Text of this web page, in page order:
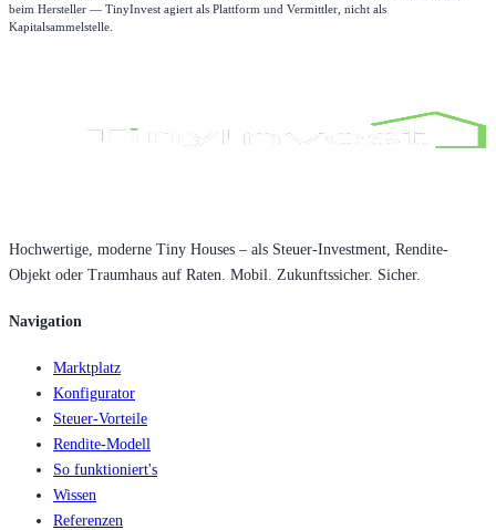
beim Hersteller — TinyInvest agiert als Plattform und Vermittler, nicht als
Kapitalsammelstelle.
Hochwertige, moderne Tiny Houses – als Steuer-Investment, Rendite-
Objekt oder Traumhaus auf Raten. Mobil. Zukunftssicher. Sicher.
Navigation
Marktplatz
Konfigurator
Steuer-Vorteile
Rendite-Modell
So funktioniert's
Wissen
Referenzen